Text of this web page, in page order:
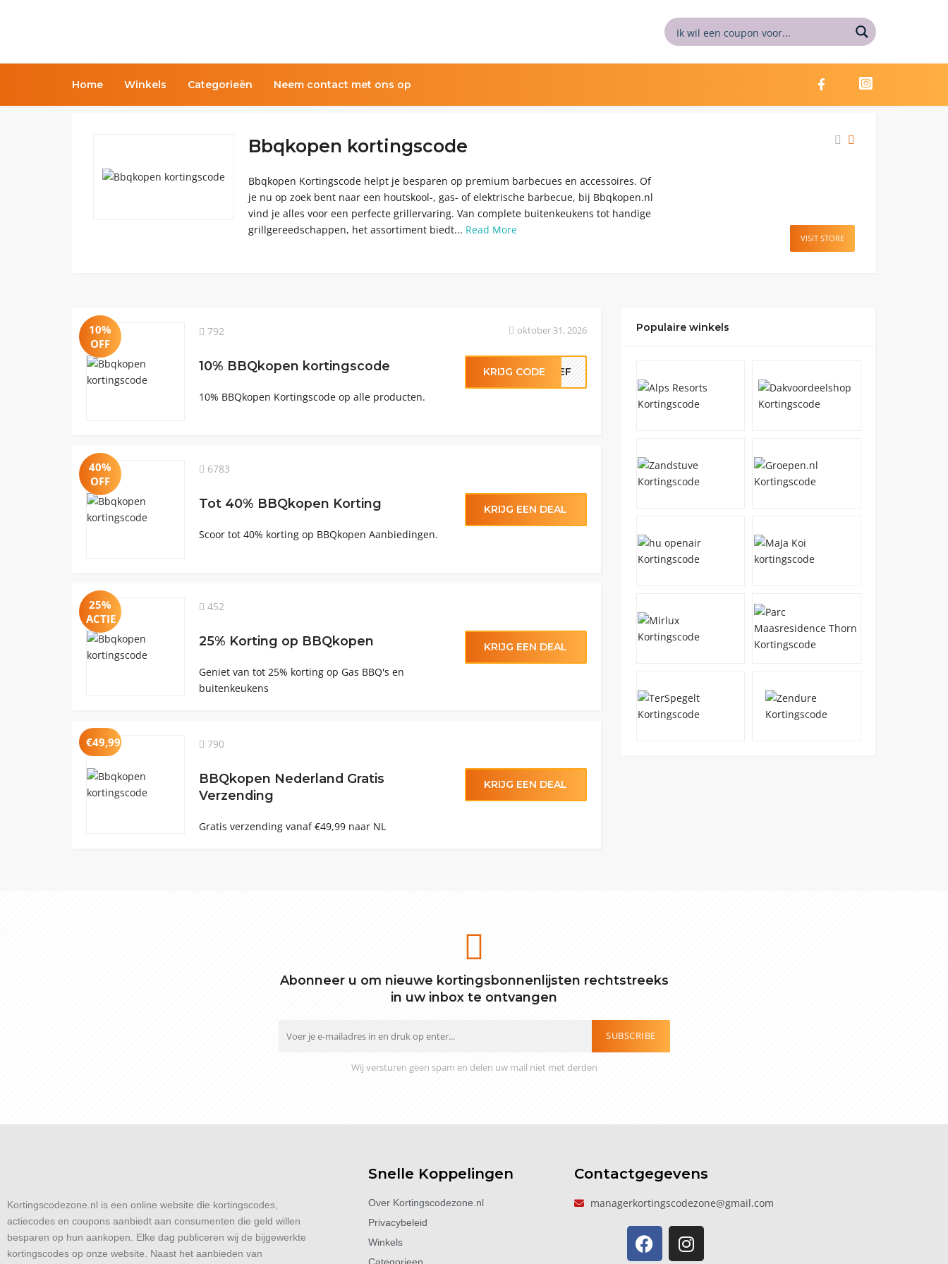
Home Winkels Categorieën Neem contact met ons op
Bbqkopen kortingscode
Bbqkopen Kortingscode helpt je besparen op premium barbecues en accessoires. Of
je nu op zoek bent naar een houtskool-, gas- of elektrische barbecue, bij Bbqkopen.nl
vind je alles voor een perfecte grillervaring. Van complete buitenkeukens tot handige
grillgereedschappen, het assortiment biedt... Read More
VISIT STORE
10%
OFF
792
10% BBQkopen kortingscode
10% BBQkopen Kortingscode op alle producten.
oktober 31, 2026
KRIJG CODE RIEF
40%
OFF
6783
Tot 40% BBQkopen Korting
Scoor tot 40% korting op BBQkopen Aanbiedingen.
KRIJG EEN DEAL
25%
ACTIE
452
25% Korting op BBQkopen
Geniet van tot 25% korting op Gas BBQ's en
buitenkeukens
KRIJG EEN DEAL
€49,99 790
BBQkopen Nederland Gratis
Verzending
Gratis verzending vanaf €49,99 naar NL
KRIJG EEN DEAL
Populaire winkels
Abonneer u om nieuwe kortingsbonnenlijsten rechtstreeks
in uw inbox te ontvangen
SUBSCRIBE
Wij versturen geen spam en delen uw mail niet met derden
Kortingscodezone.nl is een online website die kortingscodes,
actiecodes en coupons aanbiedt aan consumenten die geld willen
besparen op hun aankopen. Elke dag publiceren wij de bijgewerkte
kortingscodes op onze website. Naast het aanbieden van
Snelle Koppelingen
Over Kortingscodezone.nl
Privacybeleid
Winkels
Contactgegevens
managerkortingscodezone@gmail.com